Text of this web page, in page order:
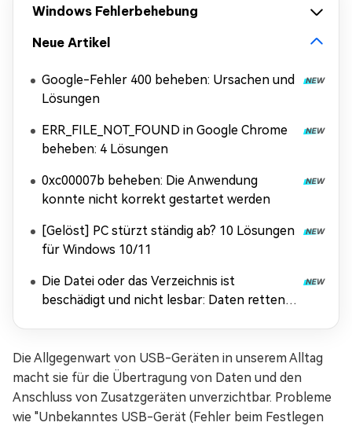
Windows Fehlerbehebung
Neue Artikel
Google-Fehler 400 beheben: Ursachen und
Lösungen
ERR_FILE_NOT_FOUND in Google Chrome
beheben: 4 Lösungen
0xc00007b beheben: Die Anwendung
konnte nicht korrekt gestartet werden
[Gelöst] PC stürzt ständig ab? 10 Lösungen
für Windows 10/11
Die Datei oder das Verzeichnis ist
beschädigt und nicht lesbar: Daten retten &
Die Allgegenwart von USB-Geräten in unserem Alltag
macht sie für die Übertragung von Daten und den
Anschluss von Zusatzgeräten unverzichtbar. Probleme
wie "Unbekanntes USB-Gerät (Fehler beim Festlegen